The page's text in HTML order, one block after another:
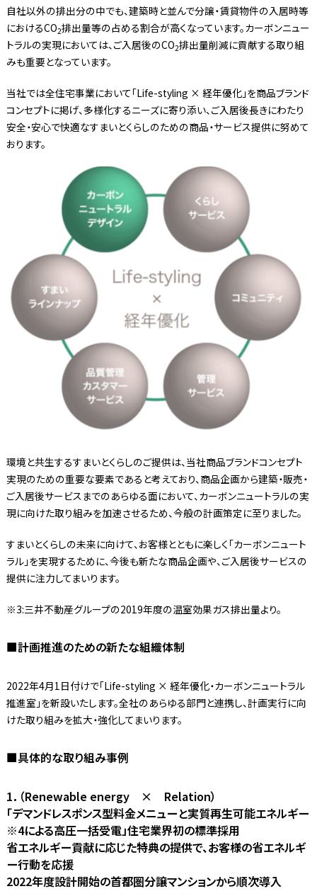
自社以外の排出分の中でも、建築時と並んで分譲・賃貸物件の入居時等
におけるCO2排出量等の占める割合が高くなっています。カーボンニュー
トラルの実現においては、ご入居後のCO2排出量削減に貢献する取り組
みも重要となっています。
当社では全住宅事業において「Life-styling × 経年優化」を商品ブランド
コンセプトに掲げ、多様化するニーズに寄り添い、ご入居後長きにわたり
安全・安心で快適なすまいとくらしのための商品・サービス提供に努めて
おります。
環境と共生するすまいとくらしのご提供は、当社商品ブランドコンセプト
実現のための重要な要素であると考えており、商品企画から建築・販売・
ご入居後サービスまでのあらゆる面において、カーボンニュートラルの実
現に向けた取り組みを加速させるため、今般の計画策定に至りました。
すまいとくらしの未来に向けて、お客様とともに楽しく「カーボンニュート
ラル」を実現するために、今後も新たな商品企画や、ご入居後サービスの
提供に注力してまいります。
※3:三井不動産グループの2019年度の温室効果ガス排出量より。
■計画推進のための新たな組織体制
2022年4月1日付けで「Life-styling × 経年優化・カーボンニュートラル
推進室」を新設いたします。全社のあらゆる部門と連携し、計画実行に向
けた取り組みを拡大・強化してまいります。
■具体的な取り組み事例
1．（Renewable energy × Relation）
「デマンドレスポンス型料金メニューと実質再生可能エネルギー
※4による高圧一括受電」住宅業界初の標準採用
省エネルギー貢献に応じた特典の提供で、お客様の省エネルギ
ー行動を応援
2022年度設計開始の首都圏分譲マンションから順次導入